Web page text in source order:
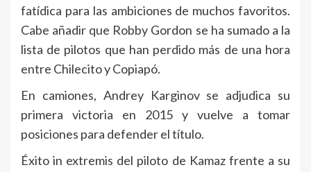
fatídica para las ambiciones de muchos favoritos.
Cabe añadir que Robby Gordon se ha sumado a la
lista de pilotos que han perdido más de una hora
entre Chilecito y Copiapó.
En camiones, Andrey Karginov se adjudica su
primera victoria en 2015 y vuelve a tomar
posiciones para defender el título.
Éxito in extremis del piloto de Kamaz frente a su